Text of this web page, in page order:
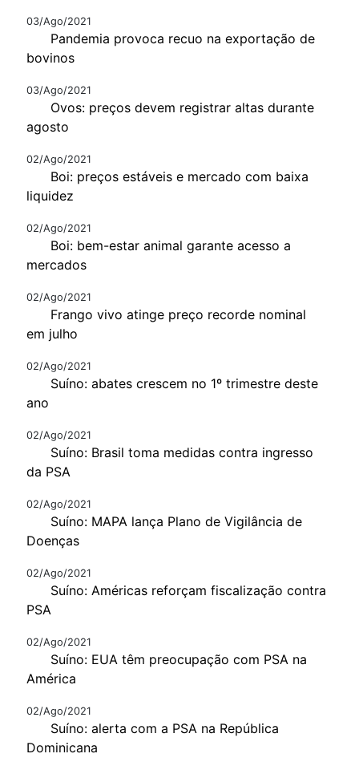
03/Ago/2021
Pandemia provoca recuo na exportação de
bovinos
03/Ago/2021
Ovos: preços devem registrar altas durante
agosto
02/Ago/2021
Boi: preços estáveis e mercado com baixa
liquidez
02/Ago/2021
Boi: bem-estar animal garante acesso a
mercados
02/Ago/2021
Frango vivo atinge preço recorde nominal
em julho
02/Ago/2021
Suíno: abates crescem no 1º trimestre deste
ano
02/Ago/2021
Suíno: Brasil toma medidas contra ingresso
da PSA
02/Ago/2021
Suíno: MAPA lança Plano de Vigilância de
Doenças
02/Ago/2021
Suíno: Américas reforçam fiscalização contra
PSA
02/Ago/2021
Suíno: EUA têm preocupação com PSA na
América
02/Ago/2021
Suíno: alerta com a PSA na República
Dominicana